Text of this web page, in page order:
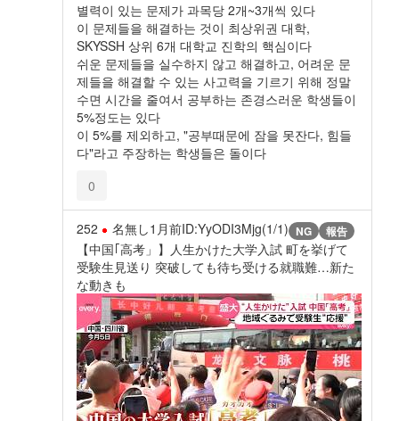
별력이 있는 문제가 과목당 2개~3개씩 있다
이 문제들을 해결하는 것이 최상위권 대학,
SKYSSH 상위 6개 대학교 진학의 핵심이다
쉬운 문제들을 실수하지 않고 해결하고, 어려운 문
제들을 해결할 수 있는 사고력을 기르기 위해 정말
수면 시간을 줄여서 공부하는 존경스러운 학생들이
5%정도는 있다
이 5%를 제외하고, "공부때문에 잠을 못잔다, 힘들
다"라고 주장하는 학생들은 돌이다
0
252 名無し1月前ID:YyODI3Mjg(1/1) NG 報告
【中国｢高考」】人生かけた大学入試 町を挙げて
受験生見送り 突破しても待ち受ける就職難…新た
な動きも